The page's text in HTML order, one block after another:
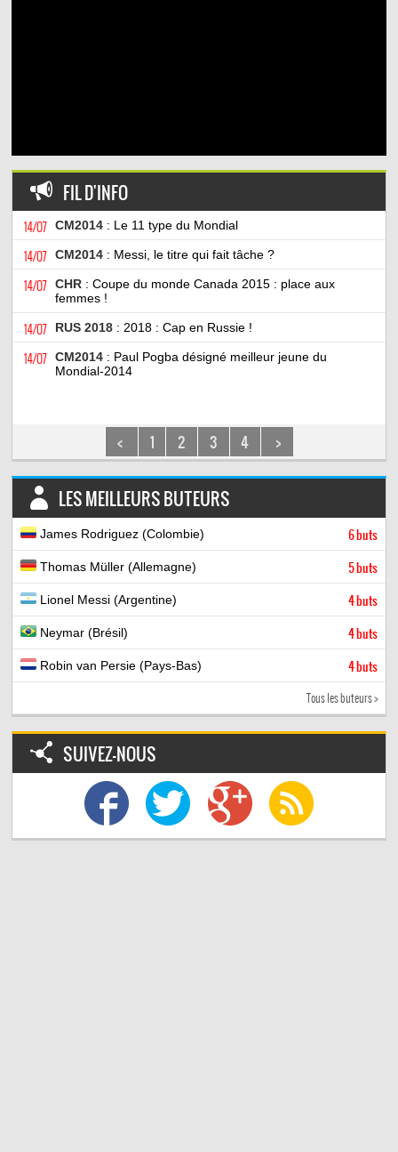
FIL D'INFO
14/07 CM2014 : Le 11 type du Mondial
14/07 CM2014 : Messi, le titre qui fait tâche ?
14/07 CHR : Coupe du monde Canada 2015 : place aux
femmes !
14/07 RUS 2018 : 2018 : Cap en Russie !
14/07 CM2014 : Paul Pogba désigné meilleur jeune du
Mondial-2014
< 1 2 3 4 >
LES MEILLEURS BUTEURS
James Rodriguez (Colombie) 6 buts
Thomas Müller (Allemagne) 5 buts
Lionel Messi (Argentine) 4 buts
Neymar (Brésil) 4 buts
Robin van Persie (Pays-Bas) 4 buts
Tous les buteurs >
SUIVEZ-NOUS